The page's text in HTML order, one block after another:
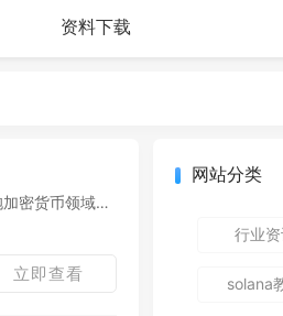
资料下载
立即查看
网站分类
行业
solana